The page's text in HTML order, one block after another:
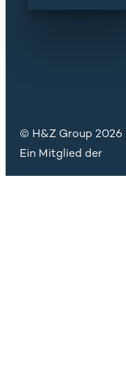
© H&Z Group 2026
Ein Mitglied der